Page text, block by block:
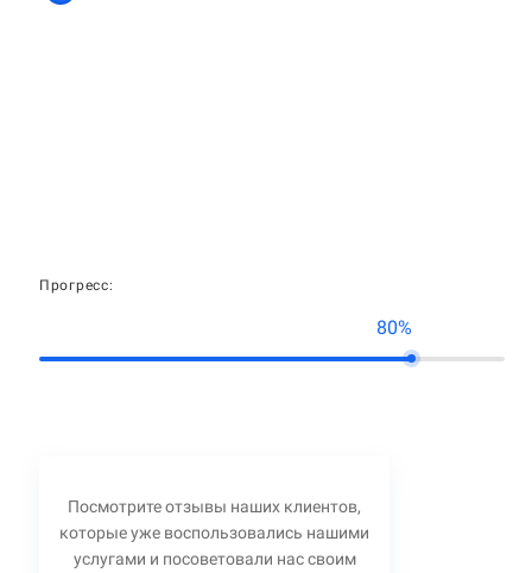
Прогресс:
80%
Посмотрите отзывы наших клиентов,
которые уже воспользовались нашими
услугами и посоветовали нас своим